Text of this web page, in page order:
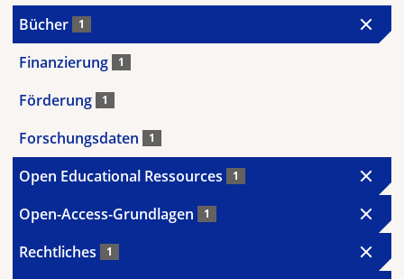
Bücher 1
Finanzierung 1
Förderung 1
Forschungsdaten 1
Open Educational Ressources 1
Open-Access-Grundlagen 1
Rechtliches 1